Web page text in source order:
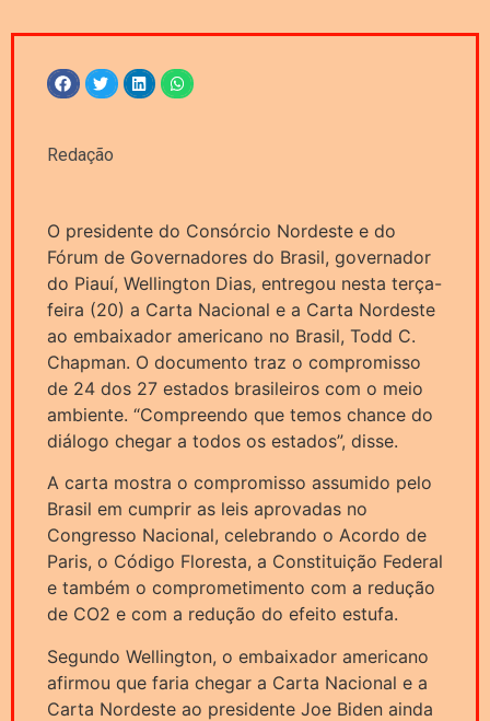
Redação
O presidente do Consórcio Nordeste e do
Fórum de Governadores do Brasil, governador
do Piauí, Wellington Dias, entregou nesta terça-
feira (20) a Carta Nacional e a Carta Nordeste
ao embaixador americano no Brasil, Todd C.
Chapman. O documento traz o compromisso
de 24 dos 27 estados brasileiros com o meio
ambiente. “Compreendo que temos chance do
diálogo chegar a todos os estados”, disse.
A carta mostra o compromisso assumido pelo
Brasil em cumprir as leis aprovadas no
Congresso Nacional, celebrando o Acordo de
Paris, o Código Floresta, a Constituição Federal
e também o comprometimento com a redução
de CO2 e com a redução do efeito estufa.
Segundo Wellington, o embaixador americano
afirmou que faria chegar a Carta Nacional e a
Carta Nordeste ao presidente Joe Biden ainda